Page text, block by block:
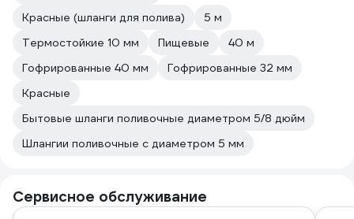
Красные (шланги для полива)
5 м
Термостойкие 10 мм
Пищевые
40 м
Гофрированные 40 мм
Гофрированные 32 мм
Красные
Бытовые шланги поливочные диаметром 5/8 дюйм
Шлангии поливочные с диаметром 5 мм
Сервисное обслуживание